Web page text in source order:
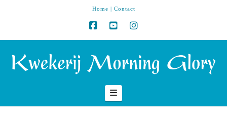
Home | Contact
Navigation